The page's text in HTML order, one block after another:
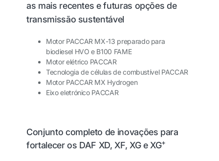
as mais recentes e futuras opções de
transmissão sustentável
Motor PACCAR MX-13 preparado para
biodiesel HVO e B100 FAME
Motor elétrico PACCAR
Tecnologia de células de combustível PACCAR
Motor PACCAR MX Hydrogen
Eixo eletrónico PACCAR
Conjunto completo de inovações para
fortalecer os DAF XD, XF, XG e XG+